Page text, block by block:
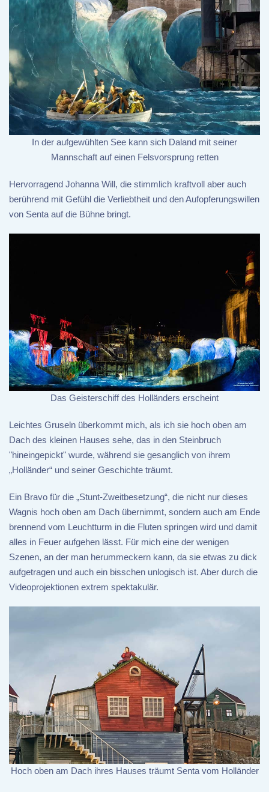
In der aufgewühlten See kann sich Daland mit seiner
Mannschaft auf einen Felsvorsprung retten
Hervorragend Johanna Will, die stimmlich kraftvoll aber auch
berührend mit Gefühl die Verliebtheit und den Aufopferungswillen
von Senta auf die Bühne bringt.
Das Geisterschiff des Holländers erscheint
Leichtes Gruseln überkommt mich, als ich sie hoch oben am
Dach des kleinen Hauses sehe, das in den Steinbruch
"hineingepickt" wurde, während sie gesanglich von ihrem
„Holländer“ und seiner Geschichte träumt.
Ein Bravo für die „Stunt-Zweitbesetzung“, die nicht nur dieses
Wagnis hoch oben am Dach übernimmt, sondern auch am Ende
brennend vom Leuchtturm in die Fluten springen wird und damit
alles in Feuer aufgehen lässt. Für mich eine der wenigen
Szenen, an der man herummeckern kann, da sie etwas zu dick
aufgetragen und auch ein bisschen unlogisch ist. Aber durch die
Videoprojektionen extrem spektakulär.
Hoch oben am Dach ihres Hauses träumt Senta vom Holländer